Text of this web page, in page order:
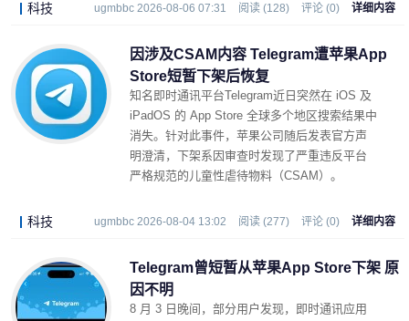
科技 ugmbbc 2026-08-06 07:31 阅读 (128) 评论 (0) 详细内容
因涉及CSAM内容 Telegram遭苹果App
Store短暂下架后恢复
知名即时通讯平台Telegram近日突然在 iOS 及
iPadOS 的 App Store 全球多个地区搜索结果中
消失。针对此事件，苹果公司随后发表官方声
明澄清，下架系因审查时发现了严重违反平台
严格规范的儿童性虐待物料（CSAM）。
科技 ugmbbc 2026-08-04 13:02 阅读 (277) 评论 (0) 详细内容
Telegram曾短暂从苹果App Store下架 原
因不明
8 月 3 日晚间，部分用户发现，即时通讯应用